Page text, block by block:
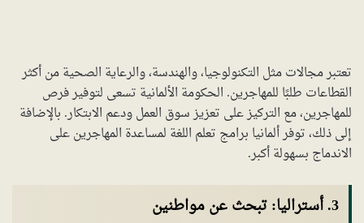
تعتبر مجالات مثل التكنولوجيا، والهندسة، والرعاية الصحية من أكثر
القطاعات طلبًا للمهاجرين. الحكومة الألمانية تسعى لتوفير فرص
للمهاجرين، مع التركيز على تعزيز سوق العمل ودعم الابتكار. بالإضافة
إلى ذلك، توفر ألمانيا برامج تعلم اللغة لمساعدة المهاجرين على
الاندماج بسهولة أكبر.
3. أستراليا: تبحث عن مواطنين